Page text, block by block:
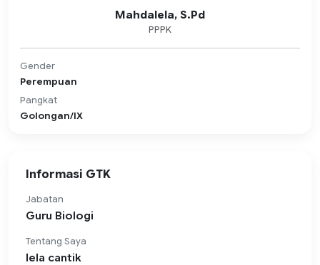
Mahdalela, S.Pd
PPPK
Gender
Perempuan
Pangkat
Golongan/IX
Informasi GTK
Jabatan
Guru Biologi
Tentang Saya
lela cantik